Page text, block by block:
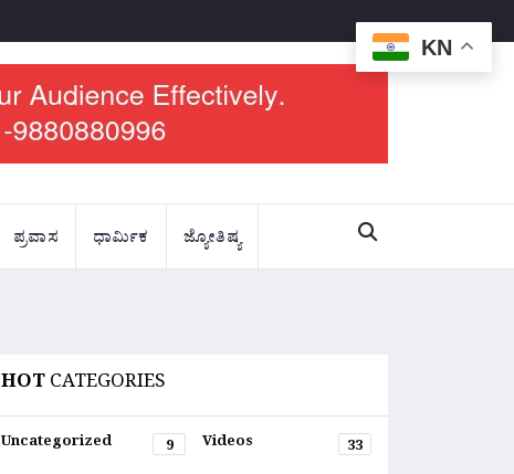
ಪ್ರವಾಸ ಧಾರ್ಮಿಕ ಜ್ಯೋತಿಷ್ಯ
HOTCATEGORIES
Uncategorized 9 Videos
33
KN